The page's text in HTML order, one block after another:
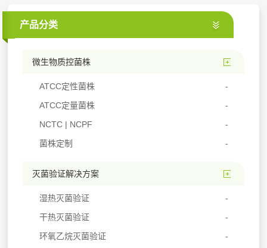
产品分类
微生物质控菌株
ATCC定性菌株
ATCC定量菌株
NCTC | NCPF
菌株定制
灭菌验证解决方案
湿热灭菌验证
干热灭菌验证
环氧乙烷灭菌验证